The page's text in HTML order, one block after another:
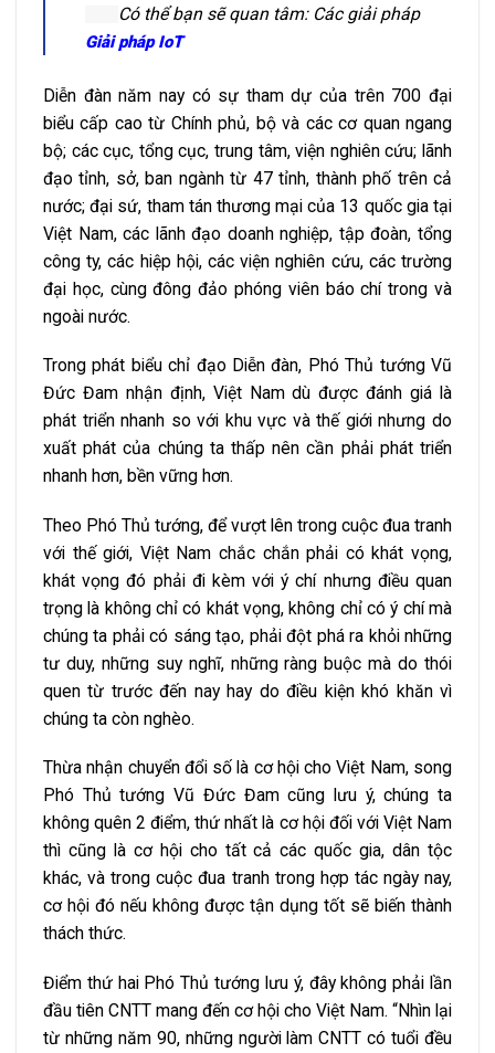
Có thể bạn sẽ quan tâm: Các giải pháp
Giải pháp IoT
Diễn đàn năm nay có sự tham dự của trên 700 đại
biểu cấp cao từ Chính phủ, bộ và các cơ quan ngang
bộ; các cục, tổng cục, trung tâm, viện nghiên cứu; lãnh
đạo tỉnh, sở, ban ngành từ 47 tỉnh, thành phố trên cả
nước; đại sứ, tham tán thương mại của 13 quốc gia tại
Việt Nam, các lãnh đạo doanh nghiệp, tập đoàn, tổng
công ty, các hiệp hội, các viện nghiên cứu, các trường
đại học, cùng đông đảo phóng viên báo chí trong và
ngoài nước.
Trong phát biểu chỉ đạo Diễn đàn, Phó Thủ tướng Vũ
Đức Đam nhận định, Việt Nam dù được đánh giá là
phát triển nhanh so với khu vực và thế giới nhưng do
xuất phát của chúng ta thấp nên cần phải phát triển
nhanh hơn, bền vững hơn.
Theo Phó Thủ tướng, để vượt lên trong cuộc đua tranh
với thế giới, Việt Nam chắc chắn phải có khát vọng,
khát vọng đó phải đi kèm với ý chí nhưng điều quan
trọng là không chỉ có khát vọng, không chỉ có ý chí mà
chúng ta phải có sáng tạo, phải đột phá ra khỏi những
tư duy, những suy nghĩ, những ràng buộc mà do thói
quen từ trước đến nay hay do điều kiện khó khăn vì
chúng ta còn nghèo.
Thừa nhận chuyển đổi số là cơ hội cho Việt Nam, song
Phó Thủ tướng Vũ Đức Đam cũng lưu ý, chúng ta
không quên 2 điểm, thứ nhất là cơ hội đối với Việt Nam
thì cũng là cơ hội cho tất cả các quốc gia, dân tộc
khác, và trong cuộc đua tranh trong hợp tác ngày nay,
cơ hội đó nếu không được tận dụng tốt sẽ biến thành
thách thức.
Điểm thứ hai Phó Thủ tướng lưu ý, đây không phải lần
đầu tiên CNTT mang đến cơ hội cho Việt Nam. “Nhìn lại
từ những năm 90, những người làm CNTT có tuổi đều